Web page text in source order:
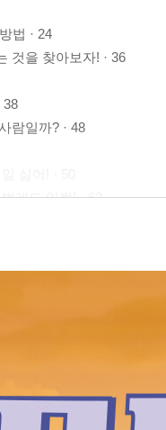
법 · 24
것을 찾아보자! · 36
38
람일까? · 48
레도 있쩜! · 62